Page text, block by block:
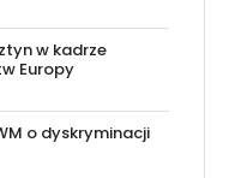
w kadrze
Europy
o dyskryminacji